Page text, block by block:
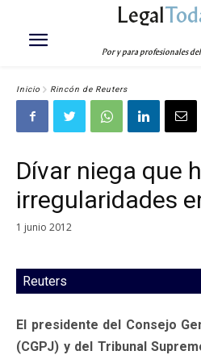
Legal
Por y para profesionales
Inicio Rincón de Reuters
Dívar niega que
irregularidades
1 junio 2012
Reuters
El presidente del Consejo
(CGPJ) y del Tribunal